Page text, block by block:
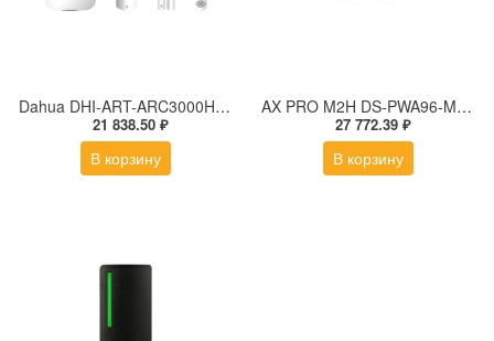
Dahua DHI-ART-ARC3000H-03-GW2(868) Комплект ИК-датчик, магнитный контакт, брелок управления
21 838.50 ₽
В корзину
AX PRO M2H DS-PWA96-M2H-WE Гибридная охранная контрольная панель (868МГц), белая
27 772.39 ₽
В корзину